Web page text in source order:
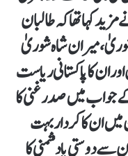
کہا تھا کہ طالبان
میران شاہ شوریٰ
ان کا پاکستانی ریاست
جواب میں صدر غنی کا
میں ان کا کردار بہت
سے دوستی یا دشمنی کا